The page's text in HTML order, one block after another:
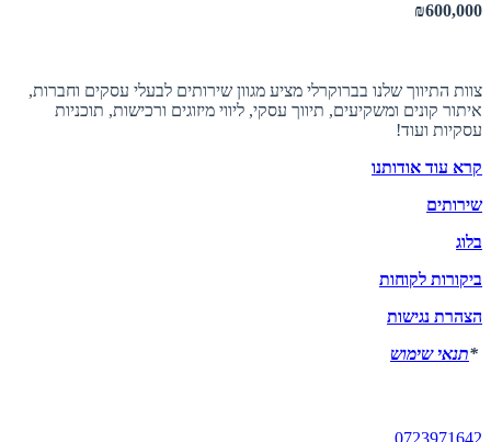
₪600,000
צוות התיווך שלנו בברוקרלי מציע מגוון שירותים לבעלי עסקים וחברות,
איתור קונים ומשקיעים, תיווך עסקי, ליווי מיזוגים ורכישות, תוכניות
עסקיות ועוד!
קרא עוד אודותנו
שירותים
בלוג
ביקורות לקוחות
הצהרת נגישות
*תנאי שימוש
0723971642